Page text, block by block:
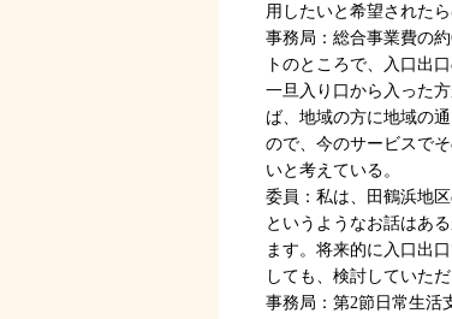
用したいと希望された
事務局：総合事業費の
トのところで、入口出
一旦入り口から入った
ば、地域の方に地域の
ので、今のサービスで
いと考えている。
委員：私は、田鶴浜地
というようなお話はあ
ます。将来的に入口出
しても、検討していた
事務局：第2節日常生活